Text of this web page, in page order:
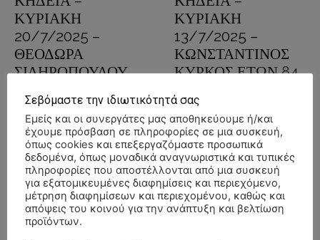
ΚΥΡΙΑΚΗ
20/7/2025 –
ΘΕΟΔΩΡΑ
ΣΙΔΗΡΟΠΟΥΛΟΥ
Πέλλας 19 Ιουλίου, 2025
ΑΚΡΟΛΙΜΝΗ ΠΕΛΛΑΣ
Διαβάστε περισσότερα
ΚΥΡΙΑΚΗ
13/7/2025 –
ΚΩΝΣΤΑΝΤΙΝΟΣ
ΚΥΡΚΟΣ ΕΤΩΝ 84
ΕΣΩΒΑΛΤΑ ΠΕΛΛΑΣ
Διαβάστε περισσότερα
Σεβόμαστε την ιδιωτικότητά σας
Εμείς και οι συνεργάτες μας αποθηκεύουμε ή/και
έχουμε πρόσβαση σε πληροφορίες σε μια συσκευή,
όπως cookies και επεξεργαζόμαστε προσωπικά
δεδομένα, όπως μοναδικά αναγνωριστικά και τυπικές
πληροφορίες που αποστέλλονται από μια συσκευή
για εξατομικευμένες διαφημίσεις και περιεχόμενο,
μέτρηση διαφημίσεων και περιεχομένου, καθώς και
απόψεις του κοινού για την ανάπτυξη και βελτίωση
προϊόντων.